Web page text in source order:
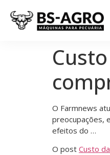
O Farmnews
preocupações,
efeitos do …
O post Custo